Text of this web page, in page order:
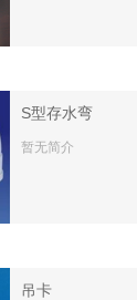
S型存水弯
暂无简介
吊卡